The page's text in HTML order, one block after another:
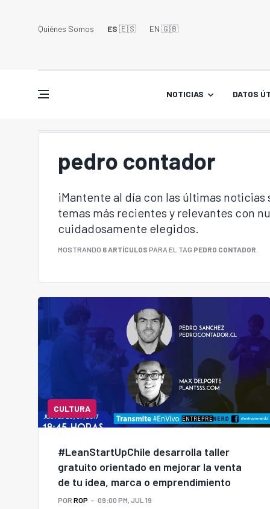
Quiénes Somos ES 🇪🇸 EN 🇬🇧󠁢󠁥󠁮󠁧󠁿
NOTICIAS DATOS
pedro contador
¡Mantente al día con las últimas
temas más recientes y relevantes con
cuidadosamente elegidos.
MOSTRANDO 6 ARTÍCULOS PARA EL TAG PEDRO CONTADOR
CULTURA
#LeanStartUpChile desarrolla taller
gratuito orientado en mejorar la venta
de tu idea, marca o emprendimiento
POR ROP 09:00 PM, JUL 19